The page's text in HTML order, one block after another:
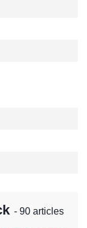
- 90 articles